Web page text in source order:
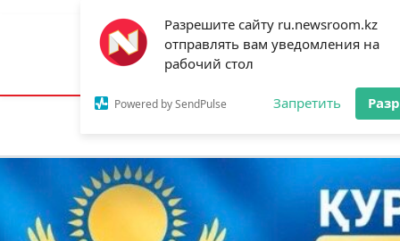
Разрешите сайту ru.newsroom.kz
отправлять вам уведомления на
рабочий стол
Powered by SendPulse Запретить
Астана:23°C Алматы:28°C
Новости